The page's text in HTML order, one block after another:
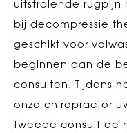
uitstralende
bij decompressie
geschikt voor
beginnen aan de
consulten. Tijdens
onze chiropractor
tweede consult de